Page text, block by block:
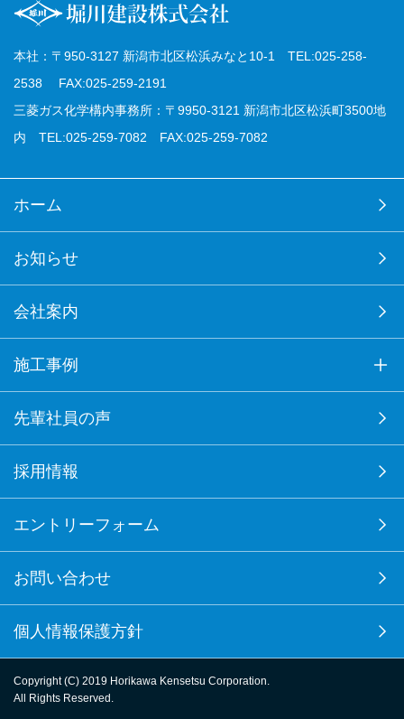
本社：〒950-3127 新潟市北区松浜みなと10-1 TEL:025-258-
2538 FAX:025-259-2191
三菱ガス化学構内事務所：〒9950-3121 新潟市北区松浜町3500地
内 TEL:025-259-7082 FAX:025-259-7082
ホーム
お知らせ
会社案内
施工事例
先輩社員の声
採用情報
エントリーフォーム
お問い合わせ
個人情報保護方針
Copyright (C) 2019 Horikawa Kensetsu Corporation.
All Rights Reserved.